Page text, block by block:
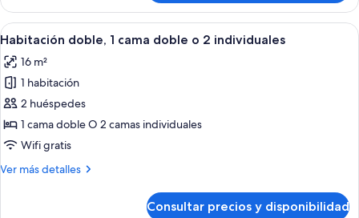
doble
de
uso
Abrir
todas
las
fotos
de
Habitación
doble,
cama
Una habitación de hotel con una
9
Habitación doble, 1 cama doble o 2 individuales
16 m²
1 habitación
2 huéspedes
1 cama doble O 2 camas individuales
Wifi gratis
Ver más detalles
Más
Consultar precios y disponibilidad